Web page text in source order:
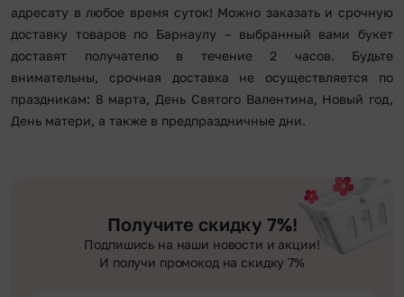
адресату в любое время суток! Можно заказать и срочную
доставку товаров по Барнаулу – выбранный вами букет
доставят получателю в течение 2 часов. Будьте
внимательны, срочная доставка не осуществляется по
праздникам: 8 марта, День Святого Валентина, Новый год,
День матери, а также в предпраздничные дни.
Получите скидку 7%!
Подпишись на наши новости и акции!
И получи промокод на скидку 7%